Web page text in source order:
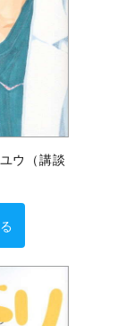
ウ（講談